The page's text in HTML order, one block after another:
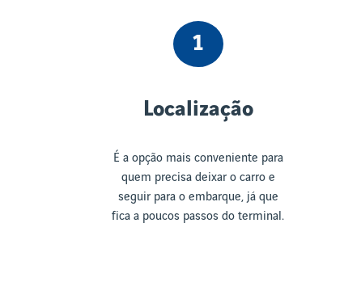
1
Localização
É a opção mais conveniente para
quem precisa deixar o carro e
seguir para o embarque, já que
fica a poucos passos do terminal.